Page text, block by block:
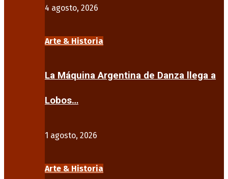
4 agosto, 2026
Arte & Historia
La Máquina Argentina de Danza llega a
Lobos…
1 agosto, 2026
Arte & Historia